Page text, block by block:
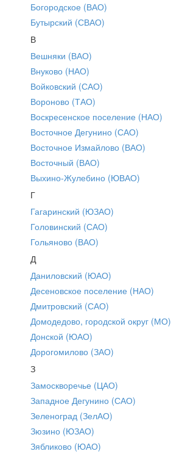
Богородское (ВАО)
Бутырский (СВАО)
В
Вешняки (ВАО)
Внуково (НАО)
Войковский (САО)
Вороново (ТАО)
Воскресенское поселение (НАО)
Восточное Дегунино (САО)
Восточное Измайлово (ВАО)
Восточный (ВАО)
Выхино-Жулебино (ЮВАО)
Г
Гагаринский (ЮЗАО)
Головинский (САО)
Гольяново (ВАО)
Д
Даниловский (ЮАО)
Десеновское поселение (НАО)
Дмитровский (САО)
Домодедово, городской округ (МО)
Донской (ЮАО)
Дорогомилово (ЗАО)
З
Замоскворечье (ЦАО)
Западное Дегунино (САО)
Зеленоград (ЗелАО)
Зюзино (ЮЗАО)
Зябликово (ЮАО)